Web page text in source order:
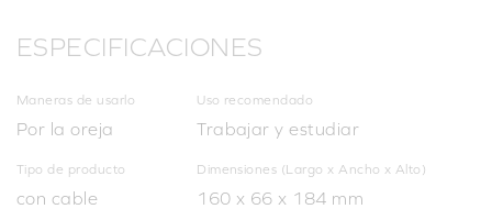
ESPECIFICACIONES
Maneras de usarlo
Por la oreja
Tipo de producto
con cable
Uso recomendado
Trabajar y estudiar
Dimensiones (Largo x Ancho x Alto)
160 x 66 x 184 mm